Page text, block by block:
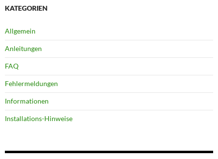
KATEGORIEN
Allgemein
Anleitungen
FAQ
Fehlermeldungen
Informationen
Installations-Hinweise